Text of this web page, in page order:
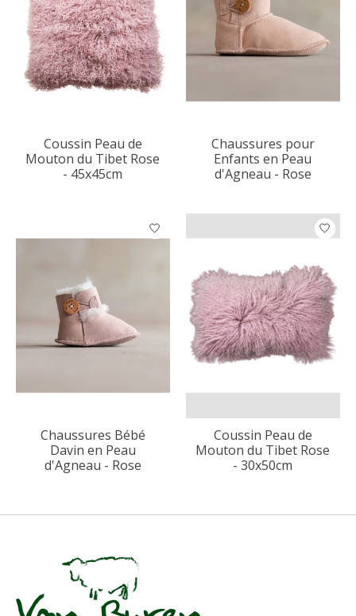
Coussin Peau de
Mouton du Tibet Rose
- 45x45cm
Chaussures pour
Enfants en Peau
d'Agneau - Rose
Chaussures Bébé
Davin en Peau
d'Agneau - Rose
Coussin Peau de
Mouton du Tibet Rose
- 30x50cm